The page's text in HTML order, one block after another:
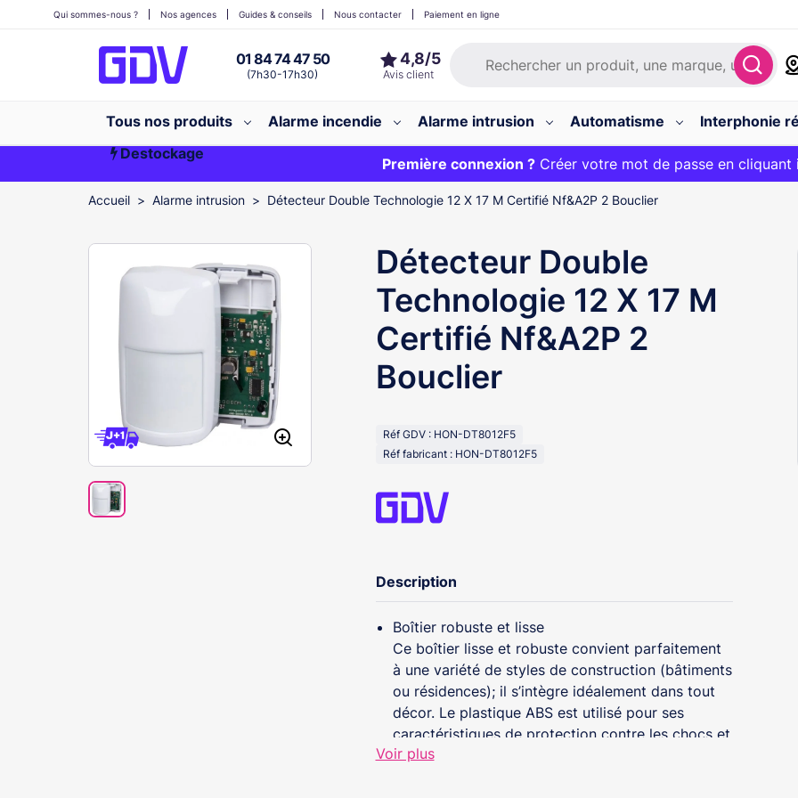
01 84 74 47 50
(7h30-17h30)
Qui sommes-nous ? Nos agences Guides & conseils Nous contacter Paiement en ligne
Tous nos produits Alarme incendie Alarme intrusion Automatisme Interphonie
Destockage
Première commande ?20€ OFFERT sur votre panier et livraison 24/48h gratuite
Première connexion ?Créer votre mot de passe en cliquant
EXCLU WEB :
Accueil Alarme intrusion Détecteur Double Technologie 12 X 17 M Certifié Nf&A2P 2 Bouclier
Détecteur Double
Technologie 12 X 17 M
Certifié Nf&A2P 2
Bouclier
Réf GDV : HON-DT8012F5
Réf fabricant : HON-DT8012F5
Description
Boîtier robuste et lisse
Ce boîtier lisse et robuste convient parfaitement
à une variété de styles de construction (bâtiments
ou résidences); il s’intègre idéalement dans tout
décor. Le plastique ABS est utilisé pour ses
caractéristiques de protection contre les chocs et
les impacts. Le boîtier est conçu pour permettre
Voir plus